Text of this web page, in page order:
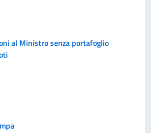
al Ministro senza portafoglio